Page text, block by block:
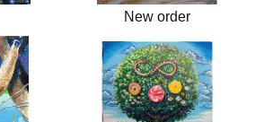
New order